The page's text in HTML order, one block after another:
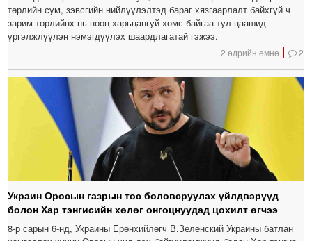
төрлийн сум, зэвсгийн нийлүүлэлтэд бараг хязгаарлалт байхгүй ч
зарим төрлийнх нь нөөц харьцангуй хомс байгаа тул цаашид
үргэлжлүүлэн нэмэгдүүлэх шаардлагатай гэжээ.
2 өдрийн өмнө 2
Украин Оросын газрын тос боловсруулах үйлдвэрүүд
болон Хар тэнгисийн хөлөг онгоцнуудад цохилт өгчээ
8-р сарын 6-нд, Украины Ерөнхийлөгч В.Зеленский Украины батлан ​​